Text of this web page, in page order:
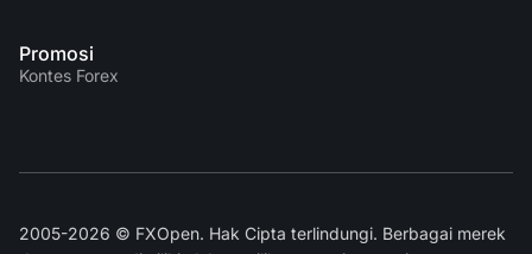
Promosi
Kontes Forex
2005-2026 © FXOpen. Hak Cipta terlindungi. Berbagai merek